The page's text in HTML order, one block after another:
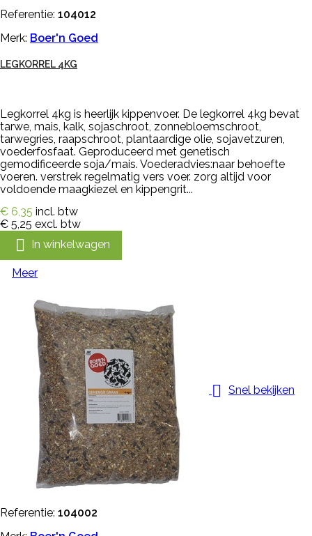
Referentie: 104012
Merk: Boer'n Goed
LEGKORREL 4KG
Legkorrel 4kg is heerlijk kippenvoer. De legkorrel 4kg bevat
tarwe, mais, kalk, sojaschroot, zonnebloemschroot,
tarwegries, raapschroot, plantaardige olie, sojavetzuren,
voederfosfaat. Geproduceerd met genetisch
gemodificeerde soja/mais. Voederadvies:naar behoefte
voeren. verstrek regelmatig vers voer. zorg altijd voor
voldoende maagkiezel en kippengrit...
€ 6,35 incl. btw
€ 5,25 excl. btw
 In winkelwagen
Meer
 Snel bekijken
Referentie: 104002